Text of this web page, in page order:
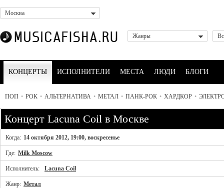
Москва
Жанры
КОНЦЕРТЫ ИСПОЛНИТЕЛИ МЕСТА ЛЮДИ БЛОГИ
ПОП • РОК • АЛЬТЕРНАТИВА • МЕТАЛ • ПАНК-РОК • ХАРДКОР •
Концерт Lacuna Coil в Москве
Когда: 14 октября 2012, 19:00, воскресенье
Где: Milk Moscow
Исполнитель: Lacuna Coil
Жанр: Метал